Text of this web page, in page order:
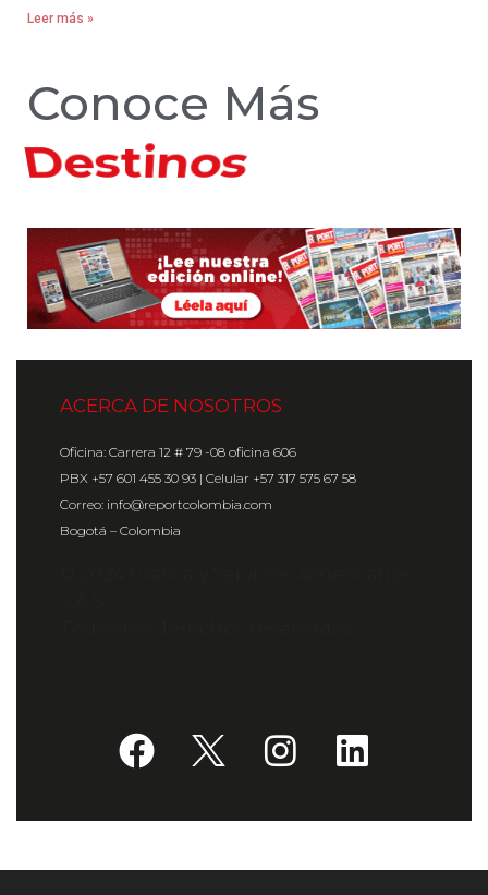
Leer más »
Conoce Más
Hoteles
ACERCA DE NOSOTROS
Oficina: Carrera 12 # 79 -08 oficina 606
PBX +57 601 455 30 93 | Celular +57 317 575 67 58
Correo: info@reportcolombia.com
Bogotá – Colombia